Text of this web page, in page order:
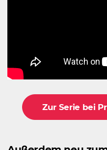
Zur Serie bei